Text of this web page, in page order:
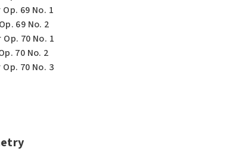
69 No. 1
69 No. 2
70 No. 1
70 No. 2
70 No. 3